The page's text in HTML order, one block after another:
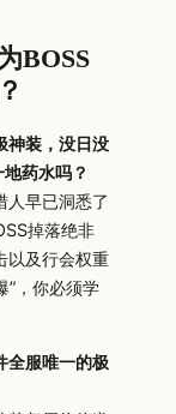
BOSS
神装，没日没
药水吗？
人早已洞悉了
掉落绝非
以及行会权重
”，你必须学
全服唯一的极